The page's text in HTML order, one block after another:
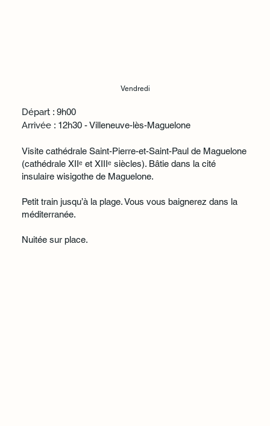
Vendredi
Départ : 9h00
Arrivée : 12h30 - Villeneuve-lès-Maguelone
Visite cathédrale Saint-Pierre-et-Saint-Paul de Maguelone
(cathédrale XIIᵉ et XIIIᵉ siècles). Bâtie dans la cité
insulaire wisigothe de Maguelone.
Petit train jusqu’à la plage. Vous vous baignerez dans la
méditerranée.
Nuitée sur place.